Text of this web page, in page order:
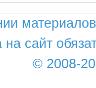
на сайт
© 2008-